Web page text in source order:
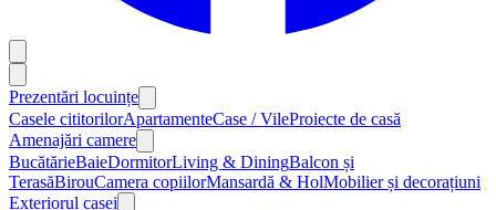
Prezentări locuințe
Casele cititorilorApartamenteCase / VileProiecte de casă
Amenajări camere
BucătărieBaieDormitorLiving & DiningBalcon și
TerasăBirouCamera copiilorMansardă & HolMobilier și decorațiuni
Exteriorul casei